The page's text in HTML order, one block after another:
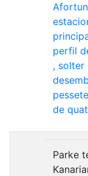
perfil
, solter
de
Parke